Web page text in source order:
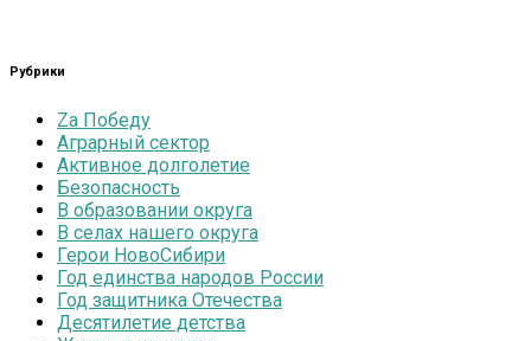
Рубрики
Zа Победу
Аграрный сектор
Активное долголетие
Безопасность
В образовании округа
В селах нашего округа
Герои НовоСибири
Год единства народов России
Год защитника Отечества
Десятилетие детства